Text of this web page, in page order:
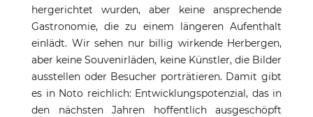
hergerichtet wurden, aber keine ansprechende
Gastronomie, die zu einem längeren Aufenthalt
einlädt. Wir sehen nur billig wirkende Herbergen,
aber keine Souvenirläden, keine Künstler, die Bilder
ausstellen oder Besucher porträtieren. Damit gibt
es in Noto reichlich: Entwicklungspotenzial, das in
den nächsten Jahren hoffentlich ausgeschöpft